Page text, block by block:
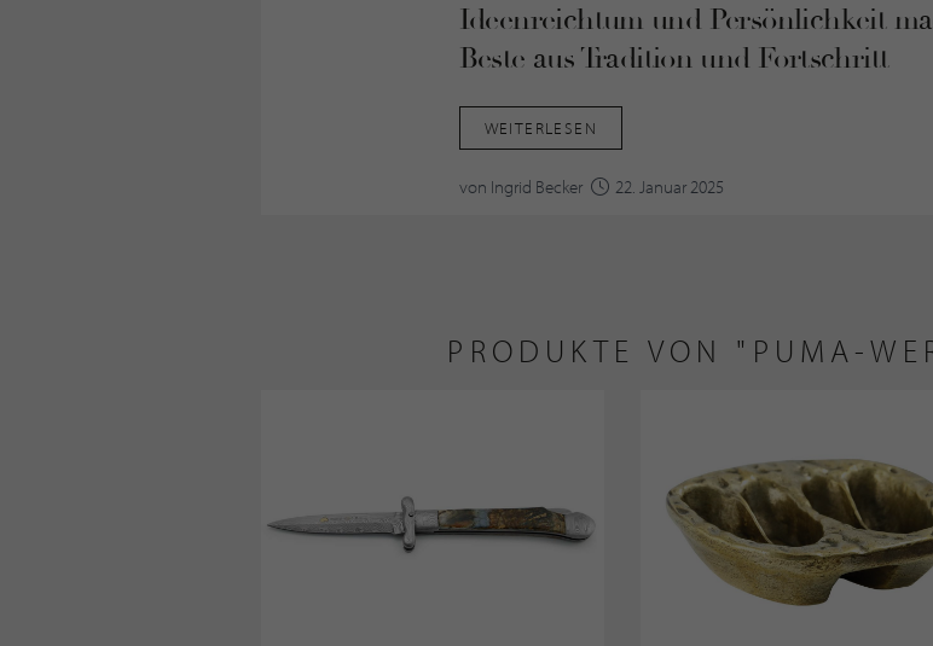
Ideenreichtum und Persönlichkeit
Beste aus Tradition und Fortschritt
WEITERLESEN
von Ingrid Becker 22. Januar 2025
PRODUKTE VON "PUMA-